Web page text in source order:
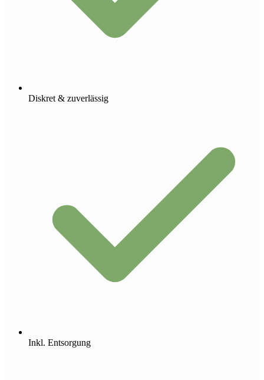
Diskret & zuverlässig
Inkl. Entsorgung